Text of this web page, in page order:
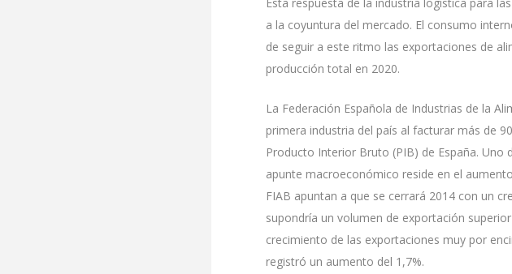
a la coyuntura del mercado. El consumo
de seguir a este ritmo las exportaciones de
producción total en 2020.
La Federación Española de Industrias de la
primera industria del país al facturar más de
Producto Interior Bruto (PIB) de España.
apunte macroeconómico reside en el
FIAB apuntan a que se cerrará 2014 con un
supondría un volumen de exportación
crecimiento de las exportaciones muy por
registró un aumento del 1,7%.